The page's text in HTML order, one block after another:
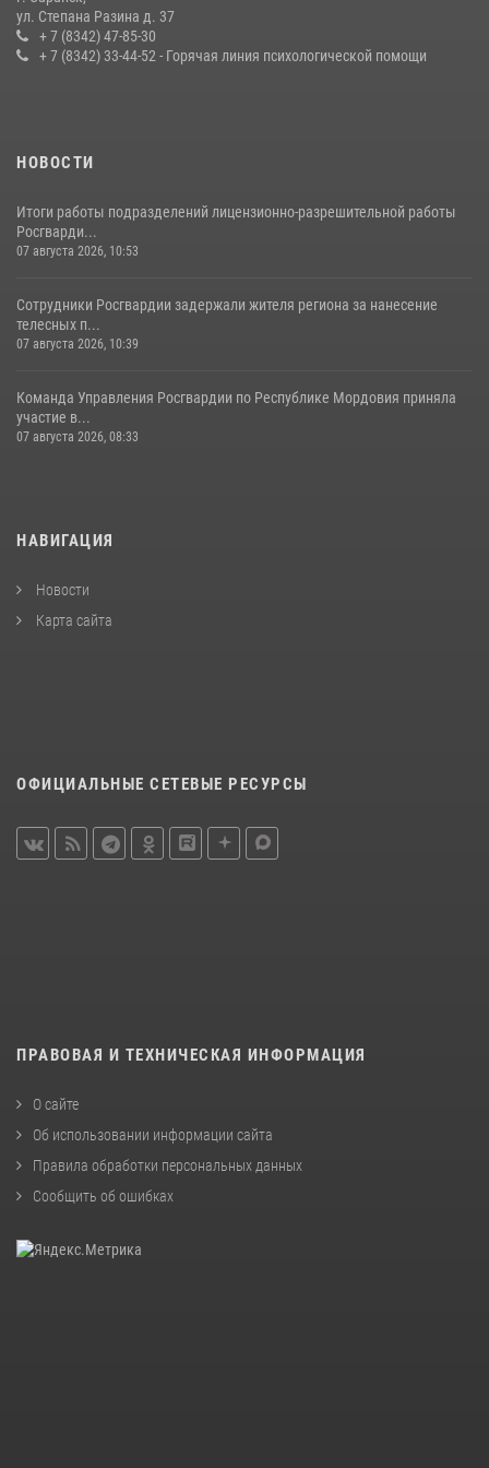
Сотрудники Росгвардии обеспечили безопасность Всероссийского
конкурса профмастерства в Саранске
23 июля 2026, 11:54 4
ул. Степана Разина д. 37
+ 7 (8342) 47-85-30
+ 7 (8342) 33-44-52 - Горячая линия психологической помощи
НОВОСТИ
Итоги работы подразделений лицензионно-разрешительной работы
Росгварди...
07 августа 2026, 10:53
Сотрудники Росгвардии задержали жителя региона за нанесение
телесных п...
07 августа 2026, 10:39
Команда Управления Росгвардии по Республике Мордовия приняла
участие в...
07 августа 2026, 08:33
НАВИГАЦИЯ
Новости
Карта сайта
ОФИЦИАЛЬНЫЕ СЕТЕВЫЕ РЕСУРСЫ
ПРАВОВАЯ И ТЕХНИЧЕСКАЯ ИНФОРМАЦИЯ
О сайте
Об использовании информации сайта
Правила обработки персональных данных
Сообщить об ошибках